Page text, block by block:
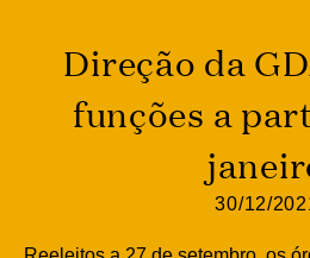
Direção da
funções a
30/12/